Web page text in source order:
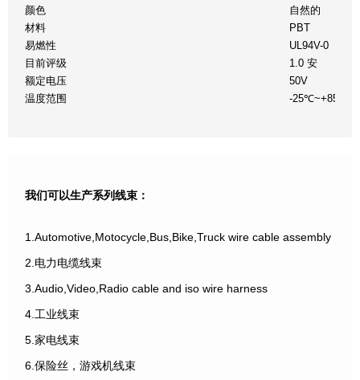
颜色
自然的
材料
PBT
易燃性
UL94V-0
目前评级
1.0 安
额定电压
50V
温度范围
-25℃~+85℃
我们可以生产系列线束：
1.Automotive,Motocycle,Bus,Bike,Truck wire cable assembly
2.电力电缆线束
3.Audio,Video,Radio cable and iso wire harness
4.工业线束
5.家电线束
6.保险丝，游戏机线束